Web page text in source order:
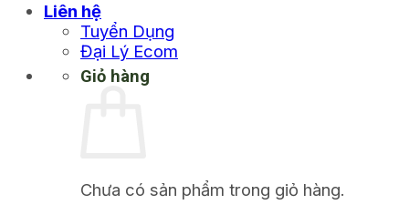
Liên hệ
Tuyển Dụng
Đại Lý Ecom
Giỏ hàng
Chưa có sản phẩm trong giỏ hàng.